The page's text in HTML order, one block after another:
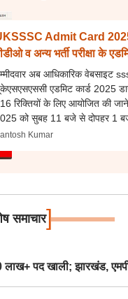
Admit Card
व अन्य भर्ती परीक्षा के
अब आधिकारिक वेबसाइट
एडमिट कार्ड 2025
रिक्तियों के लिए आयोजित की जाने
को सुबह 11 बजे से दोपहर 1
Kumar
समाचार]
पद खाली; झारखंड,